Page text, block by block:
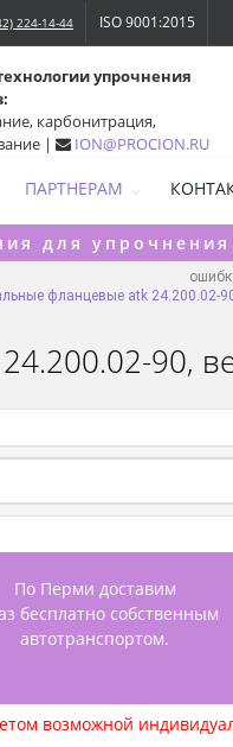
224-14-44 ISO 9001:2015
упрочнения
карбонитрация,
|
ION@PROCION.RU
ПАРТНЕРАМ
для
фланцевые atk 24.200.02-
90,
По Перми доставим
бесплатно собственным
автотранспортом.
возможной